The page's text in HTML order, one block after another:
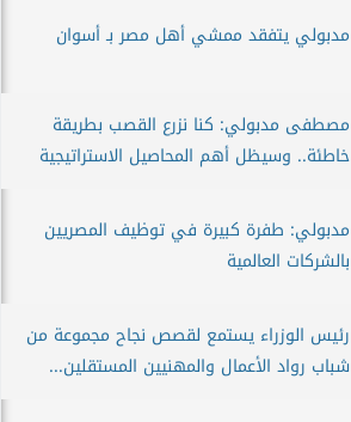
مدبولي يتفقد ممشي أهل مصر بـ أسوان
مصطفى مدبولي: كنا نزرع القصب بطريقة
خاطئة.. وسيظل أهم المحاصيل الاستراتيجية
مدبولي: طفرة كبيرة في توظيف المصريين
بالشركات العالمية
رئيس الوزراء يستمع لقصص نجاح مجموعة من
شباب رواد الأعمال والمهنيين المستقلين...